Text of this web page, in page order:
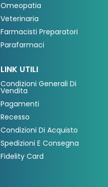
Omeopatia
Veterinaria
Farmacisti Preparatori
Parafarmaci
LINK UTILI
Condizioni Generali Di
Vendita
Pagamenti
Recesso
Condizioni Di Acquisto
Spedizioni E Consegna
Fidelity Card